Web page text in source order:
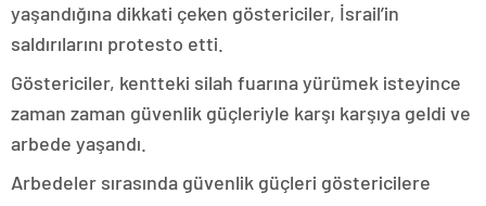
yaşandığına dikkati çeken göstericiler, İsrail’in
saldırılarını protesto etti.
Göstericiler, kentteki silah fuarına yürümek isteyince
zaman zaman güvenlik güçleriyle karşı karşıya geldi ve
arbede yaşandı.
Arbedeler sırasında güvenlik güçleri göstericilere